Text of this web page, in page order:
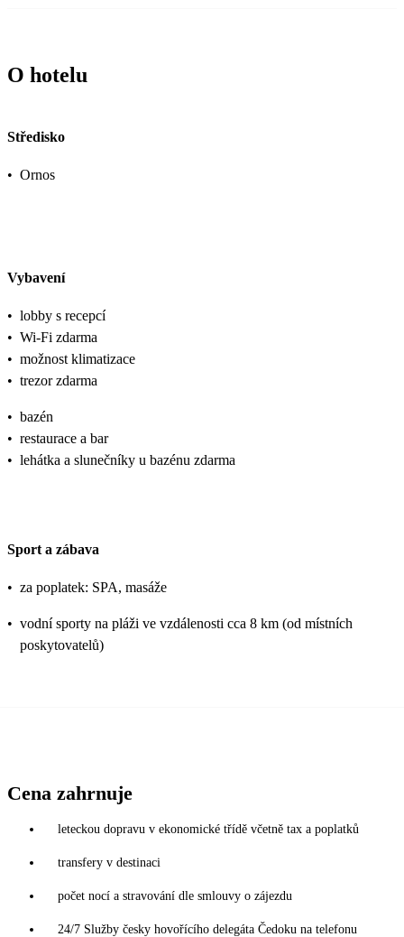
O hotelu
Středisko
• Ornos
Vybavení
• lobby s recepcí
• Wi-Fi zdarma
• možnost klimatizace
• trezor zdarma
• bazén
• restaurace a bar
• lehátka a slunečníky u bazénu zdarma
Sport a zábava
• za poplatek: SPA, masáže
• vodní sporty na pláži ve vzdálenosti cca 8 km (od místních
poskytovatelů)
Cena zahrnuje
leteckou dopravu v ekonomické třídě včetně tax a poplatků
transfery v destinaci
počet nocí a stravování dle smlouvy o zájezdu
24/7 Služby česky hovořícího delegáta Čedoku na telefonu